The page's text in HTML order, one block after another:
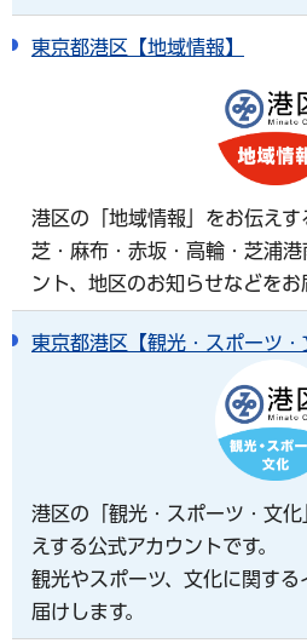
東京都港区【地域情報】
港区の「地域情報」をお伝えす
芝・麻布・赤坂・高輪・芝浦
ント、地区のお知らせなどをお
東京都港区【観光・スポーツ・
港区の「観光・スポーツ・文
えする公式アカウントです。
観光やスポーツ、文化に関する
届けします。